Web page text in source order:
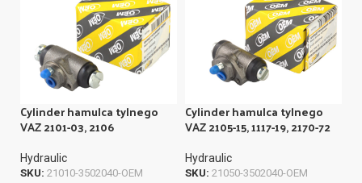
Cylinder hamulca tylnego
VAZ 2101-03, 2106
Hydraulic
SKU: 21010-3502040-OEM
Cylinder hamulca tylnego
VAZ 2105-15, 1117-19, 2170-72
Hydraulic
SKU: 21050-3502040-OEM